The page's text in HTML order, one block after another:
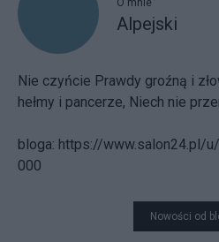
Alpejski
Nie czyńcie Prawdy groźną i
hełmy i pancerze, Niech nie
Spis
bloga: https://www.salon24.pl/
000
Nowości od